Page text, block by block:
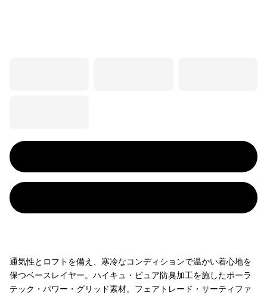
通気性とロフトを備え、寒冷なコンディションで温かい着心地を
保つベースレイヤー。ハイキュ・ピュア防臭加工を施したポーラ
テック・パワー・グリッド素材。フェアトレード・サーティファ